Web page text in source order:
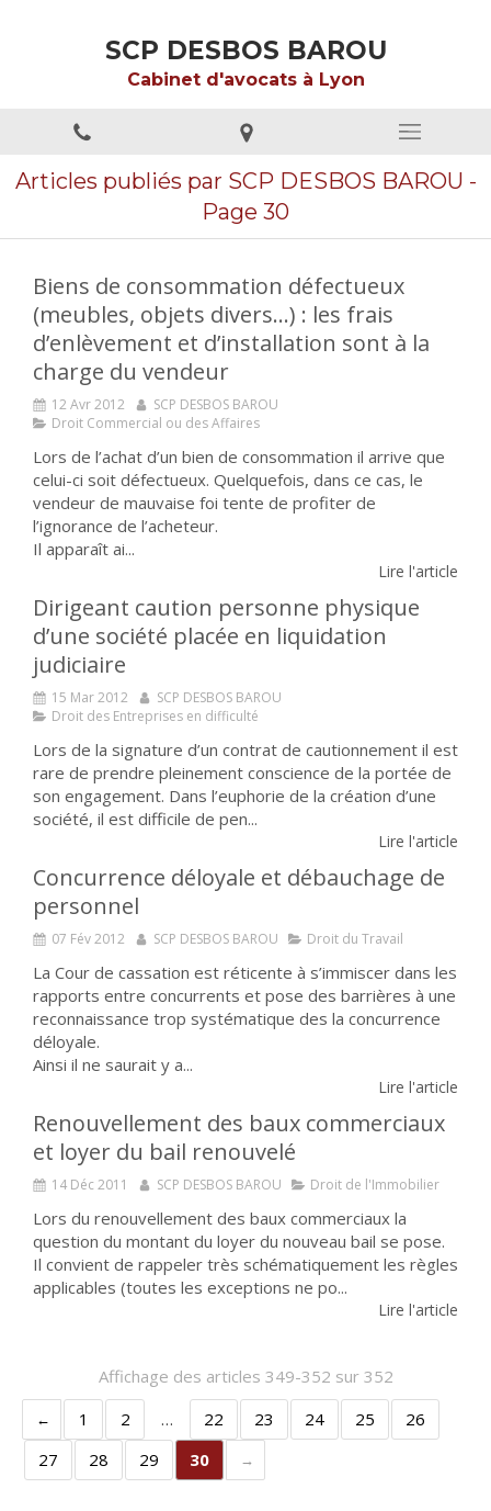
SCP DESBOS BAROU
Cabinet d'avocats à Lyon
Articles publiés par SCP DESBOS BAROU -
Page 30
Biens de consommation défectueux
(meubles, objets divers...) : les frais
d’enlèvement et d’installation sont à la
charge du vendeur
12 Avr 2012
SCP DESBOS BAROU
Droit Commercial ou des Affaires
Lors de l’achat d’un bien de consommation il arrive que
celui-ci soit défectueux. Quelquefois, dans ce cas, le
vendeur de mauvaise foi tente de profiter de
l’ignorance de l’acheteur.
Il apparaît ai...
Lire l'article
Dirigeant caution personne physique
d’une société placée en liquidation
judiciaire
15 Mar 2012
SCP DESBOS BAROU
Droit des Entreprises en difficulté
Lors de la signature d’un contrat de cautionnement il est
rare de prendre pleinement conscience de la portée de
son engagement. Dans l’euphorie de la création d’une
société, il est difficile de pen...
Lire l'article
Concurrence déloyale et débauchage de
personnel
07 Fév 2012 SCP DESBOS BAROU Droit du Travail
La Cour de cassation est réticente à s’immiscer dans les
rapports entre concurrents et pose des barrières à une
reconnaissance trop systématique des la concurrence
déloyale.
Ainsi il ne saurait y a...
Lire l'article
Renouvellement des baux commerciaux
et loyer du bail renouvelé
14 Déc 2011 SCP DESBOS BAROU Droit de l'Immobilier
Lors du renouvellement des baux commerciaux la
question du montant du loyer du nouveau bail se pose.
Il convient de rappeler très schématiquement les règles
applicables (toutes les exceptions ne po...
Lire l'article
Affichage des articles 349-352 sur 352
1
2 … 22 23 24 25
26
27
28 29 30